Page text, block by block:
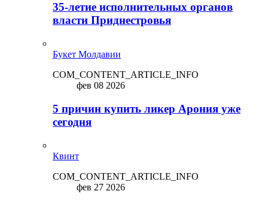
35-летие исполнительных органов
власти Приднестровья
Букет Молдавии
COM_CONTENT_ARTICLE_INFO
фев 08 2026
5 причин купить ликep Арония уже
сегодня
Квинт
COM_CONTENT_ARTICLE_INFO
фев 27 2026